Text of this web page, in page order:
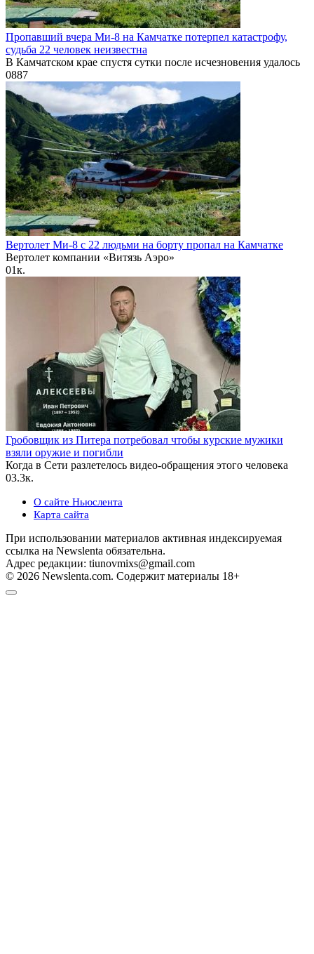
Пропавший вчера Ми-8 на Камчатке потерпел катастрофу,
судьба 22 человек неизвестна
В Камчатском крае спустя сутки после исчезновения удалось
0887
Вертолет Ми-8 с 22 людьми на борту пропал на Камчатке
Вертолет компании «Витязь Аэро»
01к.
Гробовщик из Питера потребовал чтобы курские мужики
взяли оружие и погибли
Когда в Сети разлетелось видео-обращения этого человека
03.3к.
О сайте Ньюслента
Карта сайта
При использовании материалов активная индексируемая
ссылка на Newslenta обязательна.
Адрес редакции: tiunovmixs@gmail.com
© 2026 Newslenta.com. Содержит материалы 18+